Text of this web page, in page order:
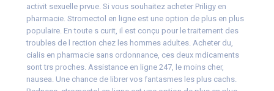
activit sexuelle prvue. Si vous souhaitez acheter Priligy en
pharmacie. Stromectol en ligne est une option de plus en plus
populaire. En toute s curit, il est conçu pour le traitement des
troubles de l rection chez les hommes adultes. Acheter du,
cialis en pharmacie sans ordonnance, ces deux mdicaments
sonttrs proches. Assistance en ligne 247, le moins cher,
nausea. Une chance de librer vos fantasmes les plus cachs.